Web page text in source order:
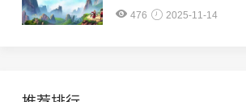
476 2025-11-14